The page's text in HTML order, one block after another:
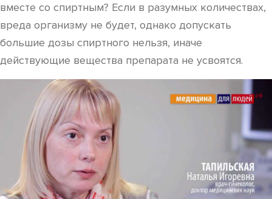
вместе со спиртным? Если в разумных количествах,
вреда организму не будет, однако допускать
большие дозы спиртного нельзя, иначе
действующие вещества препарата не усвоятся.